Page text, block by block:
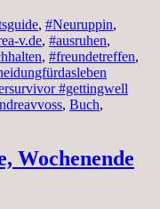
, #Neuruppin,
v.de, #ausruhen,
, #freundetreffen,
#gettingwell
, Buch,
Wochenende